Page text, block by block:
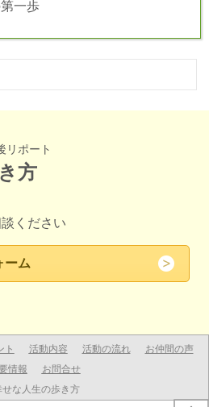
一歩
リポート
方
ください
ーム
せな人生の歩き方
ト 活動内容 活動の流れ
お仲間の声
情報
お問合せ